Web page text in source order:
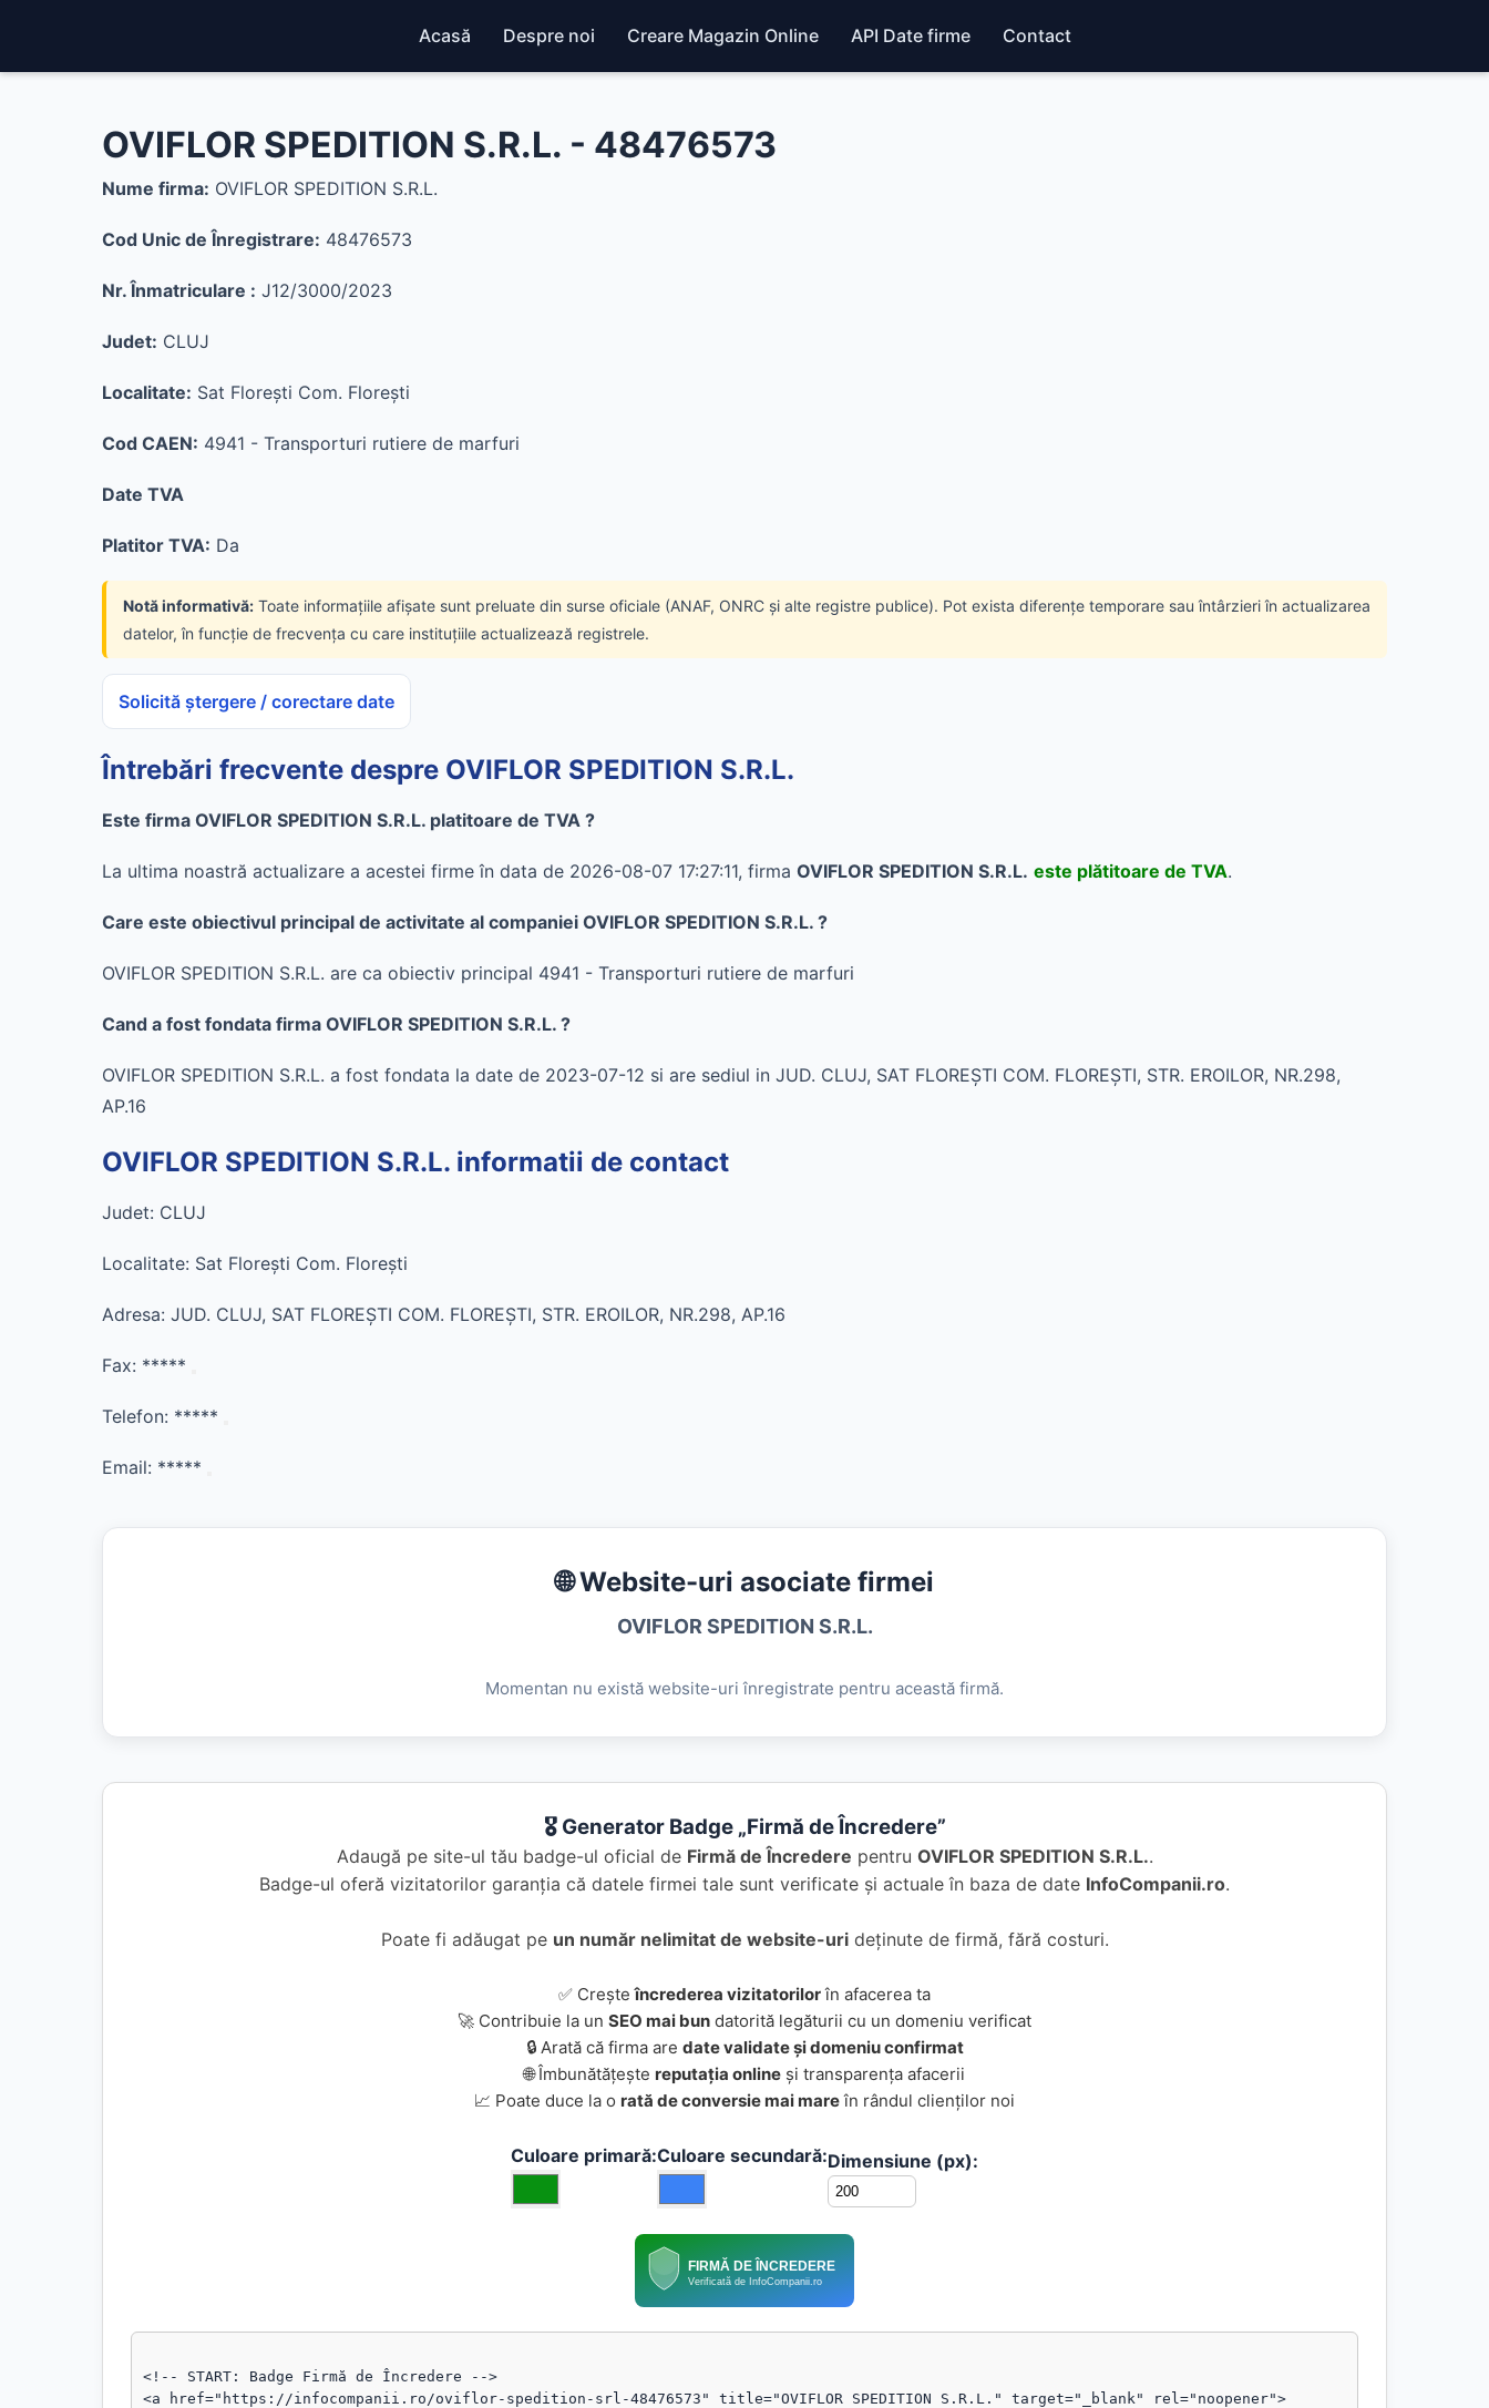
Acasă Despre noi Creare Magazin Online API Date firme Contact
OVIFLOR SPEDITION S.R.L. - 48476573
Nume firma: OVIFLOR SPEDITION S.R.L.
Cod Unic de Înregistrare: 48476573
Nr. Înmatriculare : J12/3000/2023
Judet: CLUJ
Localitate: Sat Floreşti Com. Floreşti
Cod CAEN: 4941 - Transporturi rutiere de marfuri
Date TVA
Platitor TVA: Da
Notă informativă: Toate informațiile afișate sunt preluate din surse oficiale (ANAF, ONRC și alte registre publice). Pot exista diferențe temporare sau întârzieri în actualizarea
datelor, în funcție de frecvența cu care instituțiile actualizează registrele.
Solicită ștergere / corectare date
Întrebări frecvente despre OVIFLOR SPEDITION S.R.L.
Este firma OVIFLOR SPEDITION S.R.L. platitoare de TVA ?
La ultima noastră actualizare a acestei firme în data de 2026-08-07 17:27:11, firma OVIFLOR SPEDITION S.R.L. este plătitoare de TVA.
Care este obiectivul principal de activitate al companiei OVIFLOR SPEDITION S.R.L. ?
OVIFLOR SPEDITION S.R.L. are ca obiectiv principal 4941 - Transporturi rutiere de marfuri
Cand a fost fondata firma OVIFLOR SPEDITION S.R.L. ?
OVIFLOR SPEDITION S.R.L. a fost fondata la date de 2023-07-12 si are sediul in JUD. CLUJ, SAT FLOREŞTI COM. FLOREŞTI, STR. EROILOR, NR.298,
AP.16
OVIFLOR SPEDITION S.R.L. informatii de contact
Judet: CLUJ
Localitate: Sat Floreşti Com. Floreşti
Adresa: JUD. CLUJ, SAT FLOREŞTI COM. FLOREŞTI, STR. EROILOR, NR.298, AP.16
Fax: *****
Telefon: *****
Email: *****
🌐 Website-uri asociate firmei
OVIFLOR SPEDITION S.R.L.
Momentan nu există website-uri înregistrate pentru această firmă.
🎖️ Generator Badge „Firmă de Încredere”
Adaugă pe site-ul tău badge-ul oficial de Firmă de Încredere pentru OVIFLOR SPEDITION S.R.L..
Badge-ul oferă vizitatorilor garanția că datele firmei tale sunt verificate și actuale în baza de date InfoCompanii.ro.
Poate fi adăugat pe un număr nelimitat de website-urideținute de firmă, fără costuri.
✅ Creșteîncrederea vizitatorilorîn afacerea ta
🚀 Contribuie la un SEO mai bun datorită legăturii cu un domeniu verificat
🔒 Arată că firma are date validate și domeniu confirmat
🌐 Îmbunătățește reputația online și transparența afacerii
📈 Poate duce la o rată de conversie mai mareîn rândul clienților noi
Culoare primară:Culoare secundară:Dimensiune (px):
FIRMĂ DE ÎNCREDERE
Verificată de InfoCompanii.ro
<!-- START: Badge Firmă de Încredere -->
<a href="https://infocompanii.ro/oviflor-spedition-srl-48476573" title="OVIFLOR SPEDITION S.R.L." target="_blank" rel="noopener">